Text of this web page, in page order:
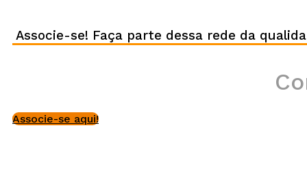
Associe-se! Faça parte dessa rede da
Associe-se aqui!